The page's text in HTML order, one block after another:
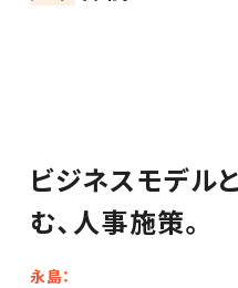
ビジネスモデル
む、人事施策。
永島：